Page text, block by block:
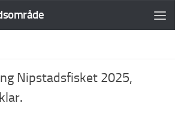
Nipstadsfisket 2025,